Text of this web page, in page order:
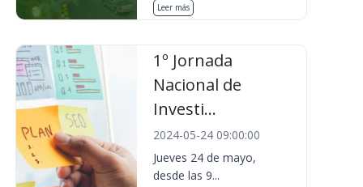
Leer más
1º Jornada
Nacional de
Investi...
2024-05-24 09:00:00
Jueves 24 de mayo,
desde las 9...